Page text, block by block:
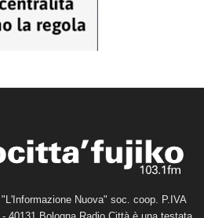
Nuova" soc. coop. P.IVA